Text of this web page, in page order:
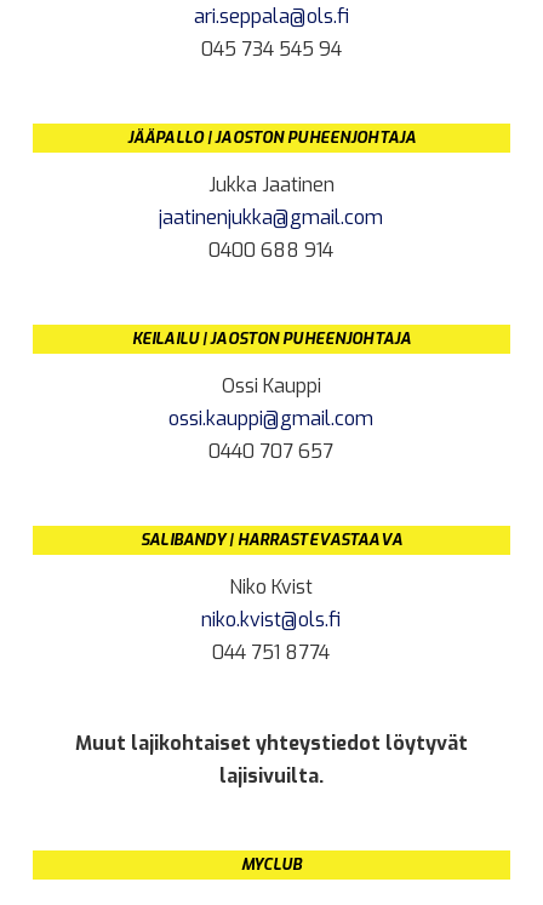
ari.seppala@ols.fi
045 734 545 94
JÄÄPALLO | JAOSTON PUHEENJOHTAJA
Jukka Jaatinen
jaatinenjukka@gmail.com
0400 688 914
KEILAILU | JAOSTON PUHEENJOHTAJA
Ossi Kauppi
ossi.kauppi@gmail.com
0440 707 657
SALIBANDY | HARRASTEVASTAAVA
Niko Kvist
niko.kvist@ols.fi
044 751 8774
Muut lajikohtaiset yhteystiedot löytyvät
lajisivuilta.
MYCLUB